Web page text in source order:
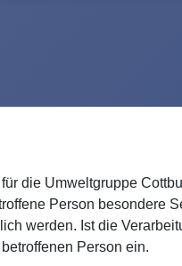
die Umweltgruppe
Person besondere
werden. Ist die
Person ein.